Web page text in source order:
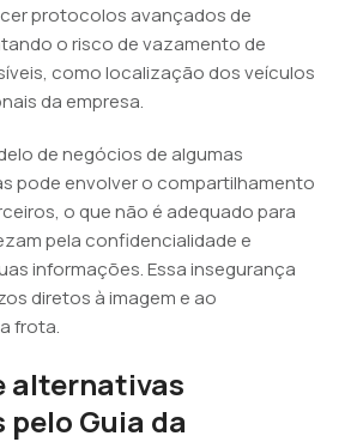
protocolos avançados de
o risco de vazamento de
como localização dos veículos
da empresa.
de negócios de algumas
pode envolver o compartilhamento
o que não é adequado para
pela confidencialidade e
informações. Essa insegurança
diretos à imagem e ao
frota.
alternativas
Guia da